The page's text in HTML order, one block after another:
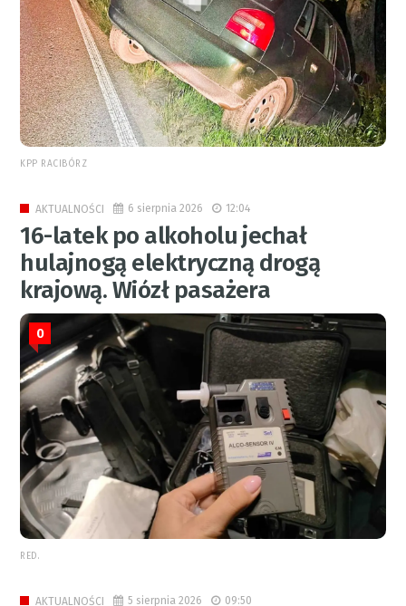
KPP RACIBÓRZ
AKTUALNOŚCI 6 sierpnia 2026 12:04
16-latek po alkoholu jechał
hulajnogą elektryczną drogą
krajową. Wiózł pasażera
0
RED.
AKTUALNOŚCI 5 sierpnia 2026 09:50